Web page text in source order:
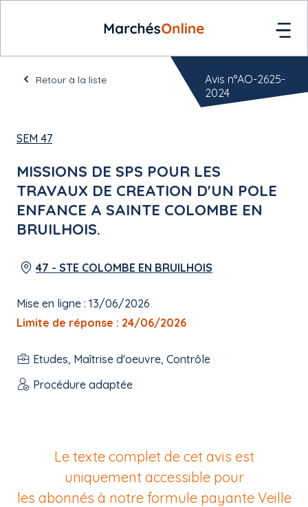
Retour à la liste
SEM 47
MISSIONS DE SPS POUR LES
TRAVAUX DE CREATION D'UN POLE
ENFANCE A SAINTE COLOMBE EN
BRUILHOIS.
47 - STE COLOMBE EN BRUILHOIS
Mise en ligne : 13/06/2026
Limite de réponse : 24/06/2026
Etudes, Maîtrise d'oeuvre, Contrôle
Procédure adaptée
Avis n°AO-2625-
2024
Le texte complet de cet avis est
uniquement accessible pour
les abonnés à notre formule payante Veille